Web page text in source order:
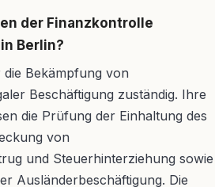
der Finanzkontrolle
Berlin?
Bekämpfung von
Beschäftigung zuständig. Ihre
die Prüfung der Einhaltung des
von
und Steuerhinterziehung sowie
Ausländerbeschäftigung. Die